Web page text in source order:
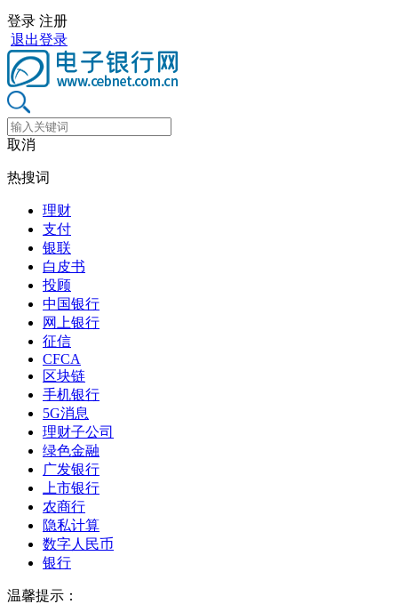
登录 注册
退出登录
取消
热搜词
理财
支付
银联
白皮书
投顾
中国银行
网上银行
征信
CFCA
区块链
手机银行
5G消息
理财子公司
绿色金融
广发银行
上市银行
农商行
隐私计算
数字人民币
银行
温馨提示：